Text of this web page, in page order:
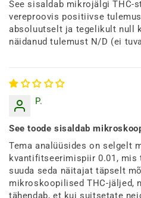
See sisaldab mikrojälgi THC-
vereproovis positiivse
absoluutselt ja tegelikult null
näidanud tulemust N/D (ei
P.
See toode sisaldab
Tema analüüsides on selgelt
kvantifitseerimispiir 0.01, mis
suuda seda näitajat täpselt
mikroskoopilised THC-jäljed,
tähendab, et kui suitsetate